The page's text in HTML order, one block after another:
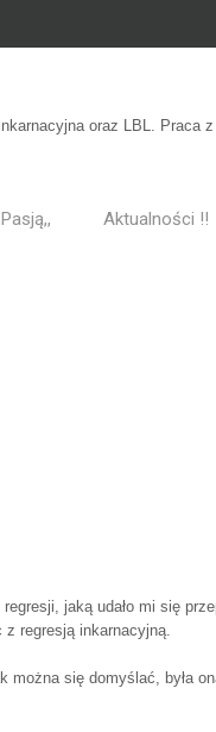
oraz LBL. Praca
Aktualności !!
jaką udało mi się
regresją inkarnacyjną.
można się domyślać, była